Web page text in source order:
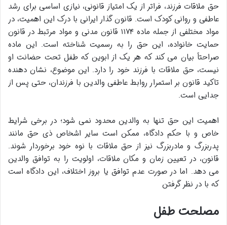
حق ملاقات فرزند، فراتر از یک امتیاز قانونی، نیازی اساسی برای رشد
عاطفی و روانی کودک است. قانون گذار ایرانی با درک این اهمیت، در
مواد مختلفی از جمله ماده ۱۱۷۴ قانون مدنی و مواد مرتبط در قانون
حمایت خانواده، این حق را به رسمیت شناخته است. این ماده
صراحتاً بیان می کند که هر یک از ابوین که طفل تحت حضانت او
نیست، حق ملاقات با فرزند خود را دارد. این موضوع، نشان دهنده
تاکید قانون بر استمرار روابط عاطفی والدین با فرزندان، حتی پس از
جدایی است.
اهمیت این حق تنها به والدین محدود نمی شود؛ در برخی شرایط
خاص و با حکم دادگاه، ممکن است سایر اشخاص ذی حق مانند
پدربزرگ و مادربزرگ نیز از حق ملاقات با نوه خود برخوردار شوند.
قانون، در تعیین زمان و مکان ملاقات، اولویت را به توافق والدین
می دهد. اما در صورت عدم توافق یا بروز اختلاف، این دادگاه است
که با در نظر گرفتن
مصلحت طفل